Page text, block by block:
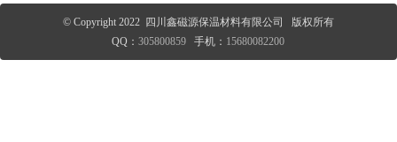
© Copyright 2022 四川鑫磁源保温材料有限公司 版权所有
QQ：305800859 手机： 15680082200